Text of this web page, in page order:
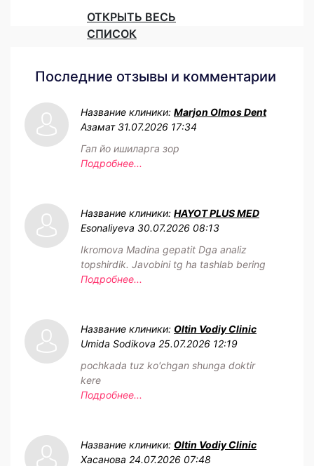
ОТКРЫТЬ ВЕСЬ
СПИСОК
Последние отзывы и комментарии
Название клиники: Marjon Olmos Dent
Азамат 31.07.2026 17:34
Гап йо ишиларга зор
Подробнее...
Название клиники: HAYOT PLUS MED
Esonaliyeva 30.07.2026 08:13
Ikromova Madina gepatit Dga analiz
topshirdik. Javobini tg ha tashlab bering
Подробнее...
Название клиники: Oltin Vodiy Clinic
Umida Sodikova 25.07.2026 12:19
pochkada tuz ko'chgan shunga doktir
kere
Подробнее...
Название клиники: Oltin Vodiy Clinic
Хасанова 24.07.2026 07:48